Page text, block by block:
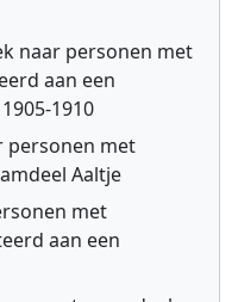
naar personen met
aan een
1910
personen met
Aaltje
met
aan een